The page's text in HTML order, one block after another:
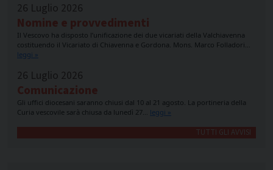
26 Luglio 2026
Nomine e provvedimenti
Il Vescovo ha disposto l’unificazione dei due vicariati della Valchiavenna
costituendo il Vicariato di Chiavenna e Gordona. Mons. Marco Folladori…
leggi »
26 Luglio 2026
Comunicazione
Gli uffici diocesani saranno chiusi dal 10 al 21 agosto. La portineria della
Curia vescovile sarà chiusa da lunedì 27… leggi »
TUTTI GLI AVVISI